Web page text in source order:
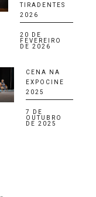
TIRADENTES
2026
20 DE
FEVEREIRO
DE 2026
CENA NA
EXPOCINE
2025
7 DE
OUTUBRO
DE 2025